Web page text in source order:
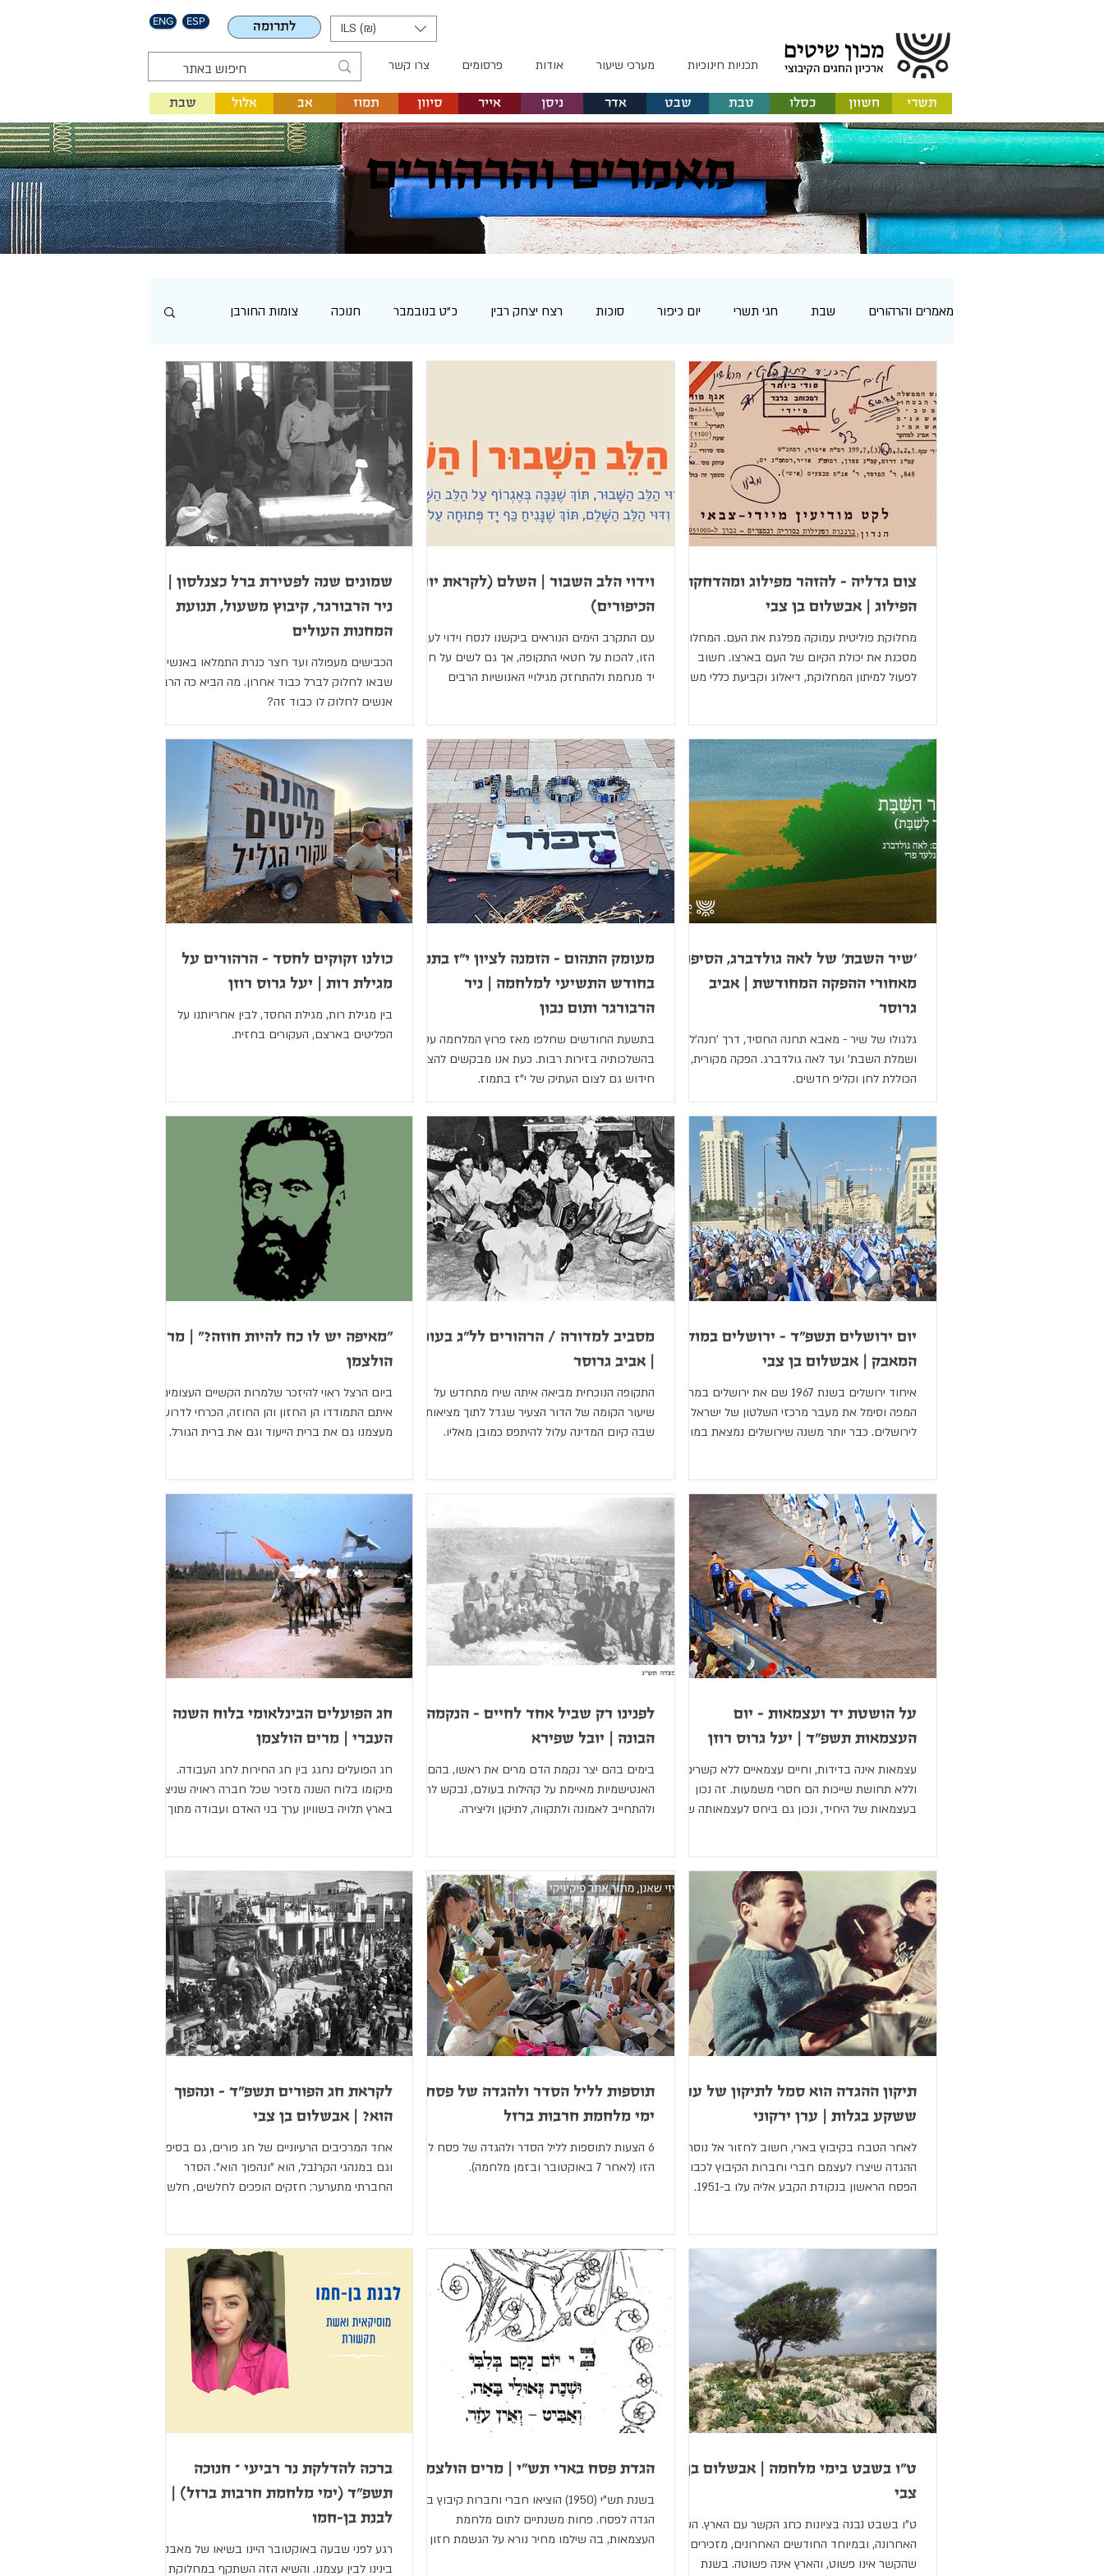
ENG ESP לתרומה ILS (₪)
תכניות חינוכיות מערכי שיעור אודות פרסומים צרו קשר
אלול שבת תמוז אב ניסן סיוון אדר טבת שבט חשוון תשרי כסלו אייר
מאמרים והרהורים
מאמרים והרהורים שבת חגי תשרי יום כיפור סוכות רצח יצחק רבין כ"ט בנובמבר חנוכה צומות החורבן
ט"ו בשבט י"א באדר פורים פסח יום הזיכרון לשואה ולגבורה יום הזכרון
יום העצמאות ל"ג בעומר יום הרצל ט"ו באב שבועות כנס שיטים סיגד שמיטה
יום ירושלים יום האישה כללי צום גדליה השביעי באוקטובר בר/בת מצווה
צום גדליה - להזהר מפילוג ומהדחקת
הפילוג | אבשלום בן צבי
מחלוקת פוליטית עמוקה מפלגת את העם. המחלוקת
מסכנת את יכולת הקיום של העם בארצו. חשוב
לפעול למיתון המחלוקת, דיאלוג וקביעת כללי משחק
וידוי הלב השבור | השלם (לקראת יום
הכיפורים)
עם התקרב הימים הנוראים ביקשנו לנסח וידוי לעת
הזו, להכות על חטאי התקופה, אך גם לשים על חזנו
יד מנחמת ולהתחזק מגילויי האנושיות הרבים
שמונים שנה לפטירת ברל כצנלסון |
ניר הרבורגר, קיבוץ משעול, תנועת
המחנות העולים
הכבישים מעפולה ועד חצר כנרת התמלאו באנשים
שבאו לחלוק לברל כבוד אחרון. מה הביא כה הרבה
אנשים לחלוק לו כבוד זה?
'שיר השבת' של לאה גולדברג, הסיפור
מאחורי ההפקה המחודשת | אביב
גרוסר
גלגולו של שיר - מאבא תחנה החסיד, דרך 'חנה'לה
ושמלת השבת' ועד לאה גולדברג. הפקה מקורית,
הכוללת לחן וקליפ חדשים.
מעומק התהום - הזמנה לציון י"ז בתמוז
בחודש התשיעי למלחמה | ניר
הרבורגר ותום נבון
בתשעת החודשים שחלפו מאז פרוץ המלחמה עסקנו
בהשלכותיה בזירות רבות. כעת אנו מבקשים להציע
חידוש גם לצום העתיק של י"ז בתמוז.
כולנו זקוקים לחסד - הרהורים על
מגילת רות | יעל גרוס רוזן
בין מגילת רות, מגילת החסד, לבין אחריותנו על
הפליטים בארצם, העקורים בחזית.
יום ירושלים תשפ"ד - ירושלים במוקד
המאבק | אבשלום בן צבי
איחוד ירושלים בשנת 1967 שם את ירושלים במרכז
המפה וסימל את מעבר מרכזי השלטון של ישראל
לירושלים. כבר יותר משנה שירושלים נמצאת במוקד
מסביב למדורה / הרהורים לל"ג בעומר
| אביב גרוסר
התקופה הנוכחית מביאה איתה שיח מתחדש על
שיעור הקומה של הדור הצעיר שגדל לתוך מציאות
שבה קיום המדינה עלול להיתפס כמובן מאליו.
"מאיפה יש לו כח להיות חוזה?" | מרים
הולצמן
ביום הרצל ראוי להיזכר שלמרות הקשיים העצומים
איתם התמודדו הן החזון והן החוזה, הכרחי לדרוש
מעצמנו גם את ברית הייעוד וגם את ברית הגורל.
על הושטת יד ועצמאות - יום
העצמאות תשפ"ד | יעל גרוס רוזן
עצמאות אינה בדידות, וחיים עצמאיים ללא קשרים
וללא תחושת שייכות הם חסרי משמעות. זה נכון
בעצמאות של היחיד, ונכון גם ביחס לעצמאותה של
לפנינו רק שביל אחד לחיים - הנקמה
הבונה | יובל שפירא
בימים בהם יצר נקמת הדם מרים את ראשו, בהם
האנטישמיות מאיימת על קהילות בעולם, נבקש לחזור
ולהתחייב לאמונה ולתקווה, לתיקון וליצירה.
חג הפועלים הבינלאומי בלוח השנה
העברי | מרים הולצמן
חג הפועלים נחגג בין חג החירות לחג העבודה.
מיקומו בלוח השנה מזכיר שכל חברה ראויה שניצור
בארץ תלויה בשוויון ערך בני האדם ועבודה מתוך
תיקון ההגדה הוא סמל לתיקון של עם
ששקע בגלות | ערן ירקוני
לאחר הטבח בקיבוץ בארי, חשוב לחזור אל נוסח
ההגדה שיצרו לעצמם חברי וחברות הקיבוץ לכבוד
הפסח הראשון בנקודת הקבע אליה עלו ב-1951.
תוספות לליל הסדר ולהגדה של פסח |
ימי מלחמת חרבות ברזל
6 הצעות לתוספות לליל הסדר ולהגדה של פסח לעת
הזו (לאחר 7 באוקטובר ובזמן מלחמה).
לקראת חג הפורים תשפ"ד - ונהפוך
הוא? | אבשלום בן צבי
אחד המרכיבים הרעיוניים של חג פורים, גם בסיפור
וגם במנהגי הקרנבל, הוא "ונהפוך הוא". הסדר
החברתי מתערער: חזקים הופכים לחלשים, חלשים
ט"ו בשבט בימי מלחמה | אבשלום בן
צבי
ט"ו בשבט נבנה בציונות כחג הקשר עם הארץ. השנה
האחרונה, ובמיוחד החודשים האחרונים, מזכירים לנו
שהקשר אינו פשוט, והארץ אינה פשוטה. בשנת
הגדת פסח בארי תש"י | מרים הולצמן
בשנת תש"י (1950) הוציאו חברי וחברות קיבוץ בארי
הגדה לפסח. פחות משנתיים לתום מלחמת
העצמאות, בה שילמו מחיר נורא על הגשמת חזון
ברכה להדלקת נר רביעי – חנוכה
תשפ"ד (ימי מלחמת חרבות ברזל) |
לבנת בן-חמו
רגע לפני שבעה באוקטובר היינו בשיאו של מאבק
בינינו לבין עצמנו. והשיא הזה השתקף במחלוקת